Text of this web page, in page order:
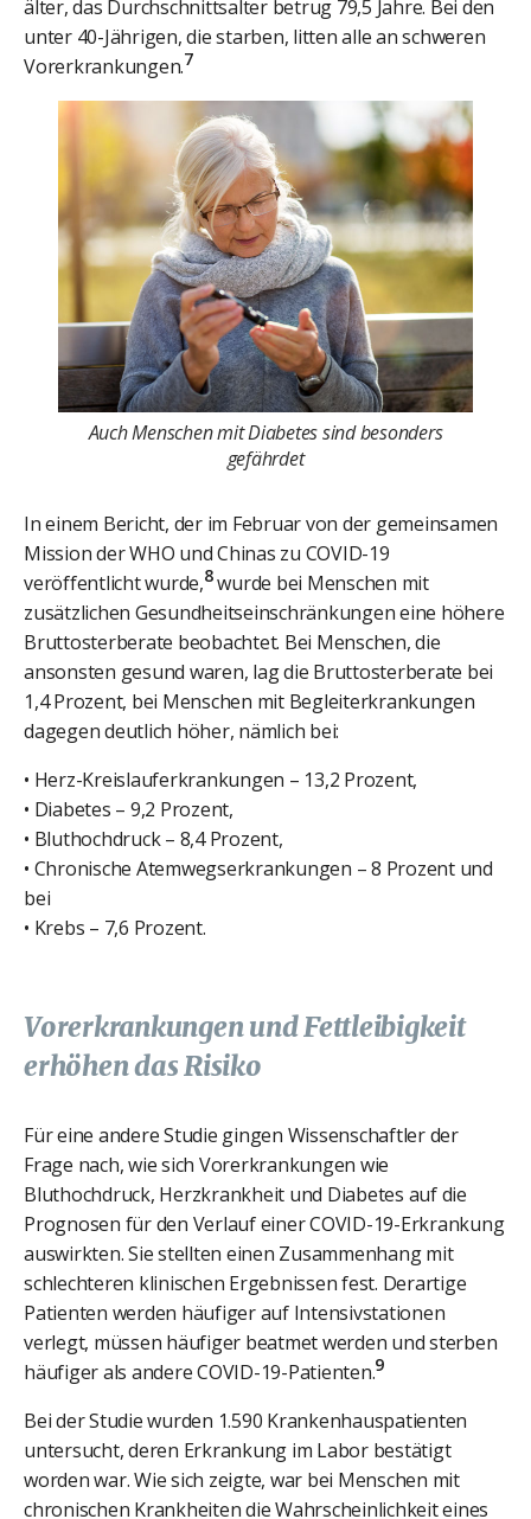
älter, das Durchschnittsalter betrug 79,5 Jahre. Bei den
unter 40-Jährigen, die starben, litten alle an schweren
Vorerkrankungen.7
Auch Menschen mit Diabetes sind besonders
gefährdet
In einem Bericht, der im Februar von der gemeinsamen
Mission der WHO und Chinas zu COVID-19
veröffentlicht wurde,8wurde bei Menschen mit
zusätzlichen Gesundheitseinschränkungen eine höhere
Bruttosterberate beobachtet. Bei Menschen, die
ansonsten gesund waren, lag die Bruttosterberate bei
1,4 Prozent, bei Menschen mit Begleiterkrankungen
dagegen deutlich höher, nämlich bei:
• Herz-Kreislauferkrankungen – 13,2 Prozent,
• Diabetes – 9,2 Prozent,
• Bluthochdruck – 8,4 Prozent,
• Chronische Atemwegserkrankungen – 8 Prozent und
bei
• Krebs – 7,6 Prozent.
Vorerkrankungen und Fettleibigkeit
erhöhen das Risiko
Für eine andere Studie gingen Wissenschaftler der
Frage nach, wie sich Vorerkrankungen wie
Bluthochdruck, Herzkrankheit und Diabetes auf die
Prognosen für den Verlauf einer COVID-19-Erkrankung
auswirkten. Sie stellten einen Zusammenhang mit
schlechteren klinischen Ergebnissen fest. Derartige
Patienten werden häufiger auf Intensivstationen
verlegt, müssen häufiger beatmet werden und sterben
häufiger als andere COVID-19-Patienten.9
Bei der Studie wurden 1.590 Krankenhauspatienten
untersucht, deren Erkrankung im Labor bestätigt
worden war. Wie sich zeigte, war bei Menschen mit
chronischen Krankheiten die Wahrscheinlichkeit eines